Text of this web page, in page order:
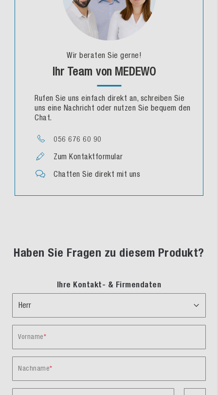
Wir beraten Sie gerne!
Ihr Team von MEDEWO
Rufen Sie uns einfach direkt an, schreiben Sie
uns eine Nachricht oder nutzen Sie bequem den
Chat.
056 676 60 90
Zum Kontaktformular
Chatten Sie direkt mit uns
Haben Sie Fragen zu diesem Produkt?
Ihre Kontakt- & Firmendaten
Vorname
Nachname